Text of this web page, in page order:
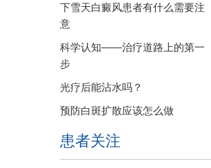
下雪天白癜风患者有什么需要注
意
科学认知——治疗道路上的第一
步
光疗后能沾水吗？
预防白斑扩散应该怎么做
患者关注